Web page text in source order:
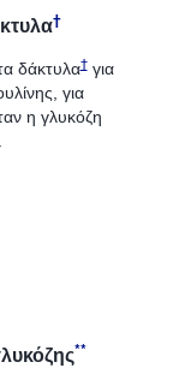
†
δάκτυλα†για
για
η γλυκόζη
**